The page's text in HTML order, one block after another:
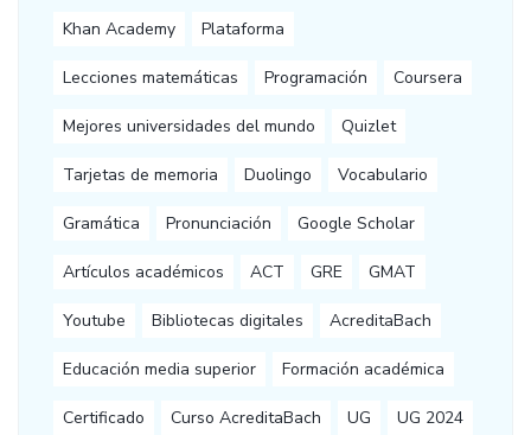
Khan Academy Plataforma
Lecciones matemáticas Programación Coursera
Mejores universidades del mundo Quizlet
Tarjetas de memoria Duolingo Vocabulario
Gramática Pronunciación Google Scholar
Artículos académicos ACT GRE GMAT
Youtube Bibliotecas digitales AcreditaBach
Educación media superior Formación académica
Certificado Curso AcreditaBach UG UG 2024